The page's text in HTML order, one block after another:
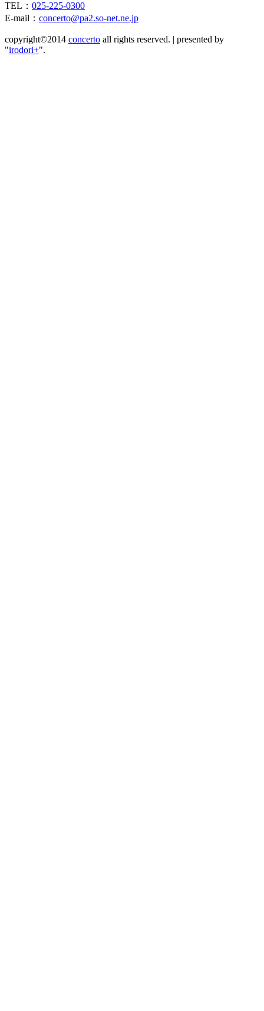
TEL： 025-225-0300
E-mail： concerto@pa2.so-net.ne.jp
copyright©2014 concerto all rights reserved. | presented by
"irodori+".